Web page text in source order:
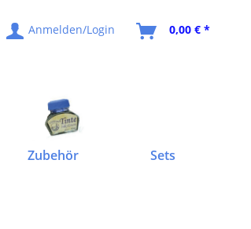
Anmelden/Login 0,00 € *
Zubehör Sets